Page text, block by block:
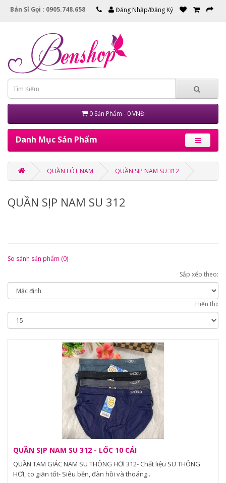
Bán Sỉ Gọi : 0905.748.658 Đăng Nhập/Đăng Ký
0 Sản Phẩm - 0 VNĐ
Danh Mục Sản Phẩm
QUẦN LÓT NAM QUẦN SỊP NAM SU 312
QUẦN SỊP NAM SU 312
So sánh sản phẩm (0)
Sắp xếp theo:
Hiển thị:
QUẦN SỊP NAM SU 312 - LỐC 10 CÁI
QUẦN TAM GIÁC NAM SU THÔNG HƠI 312- Chất liệu SU THÔNG
HƠI, co giãn tốt- Siêu bền, đàn hồi và thoáng..